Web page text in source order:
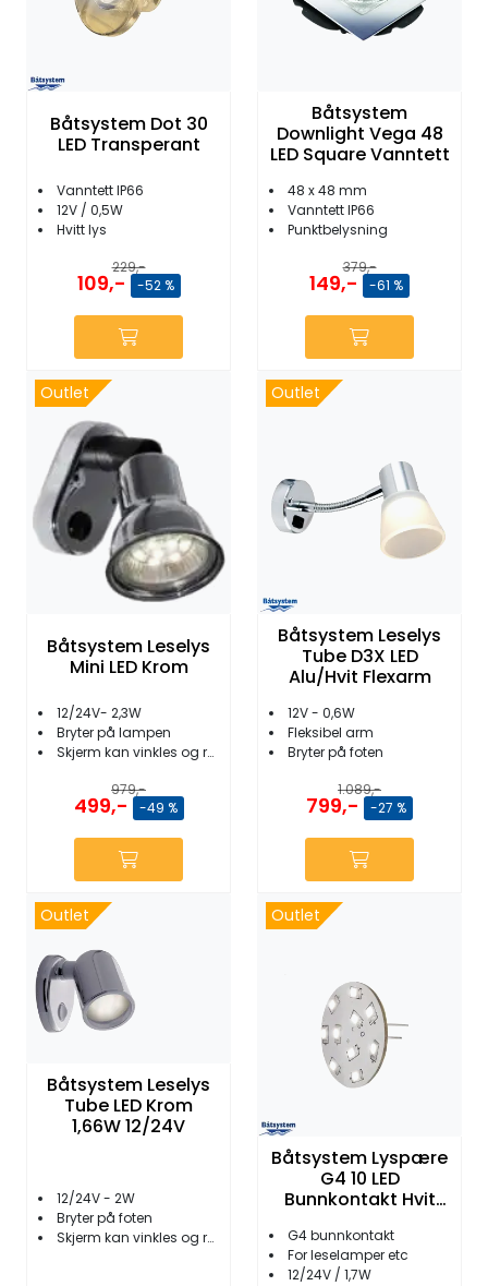
Båtsystem Dot 30
LED Transperant
Vanntett IP66
12V / 0,5W
Hvitt lys
229,-
109,- -52 %
Båtsystem
Downlight Vega 48
LED Square Vanntett
48 x 48 mm
Vanntett IP66
Punktbelysning
379,-
149,- -61 %
Outlet
Båtsystem Leselys
Mini LED Krom
12/24V- 2,3W
Bryter på lampen
Skjerm kan vinkles og roteres
979,-
499,- -49 %
Outlet
Båtsystem Leselys
Tube D3X LED
Alu/Hvit Flexarm
12V - 0,6W
Fleksibel arm
Bryter på foten
1.089,-
799,- -27 %
Outlet
Båtsystem Leselys
Tube LED Krom
1,66W 12/24V
12/24V - 2W
Bryter på foten
Skjerm kan vinkles og roteres
Outlet
Båtsystem Lyspære
G4 10 LED
Bunnkontakt Hvit
G4 bunnkontakt
For leselamper etc
12/24V / 1,7W